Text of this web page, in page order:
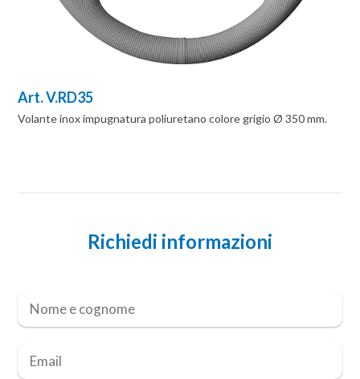
Art. V.RD35
Volante inox impugnatura poliuretano colore grigio Ø 350 mm.
Richiedi informazioni